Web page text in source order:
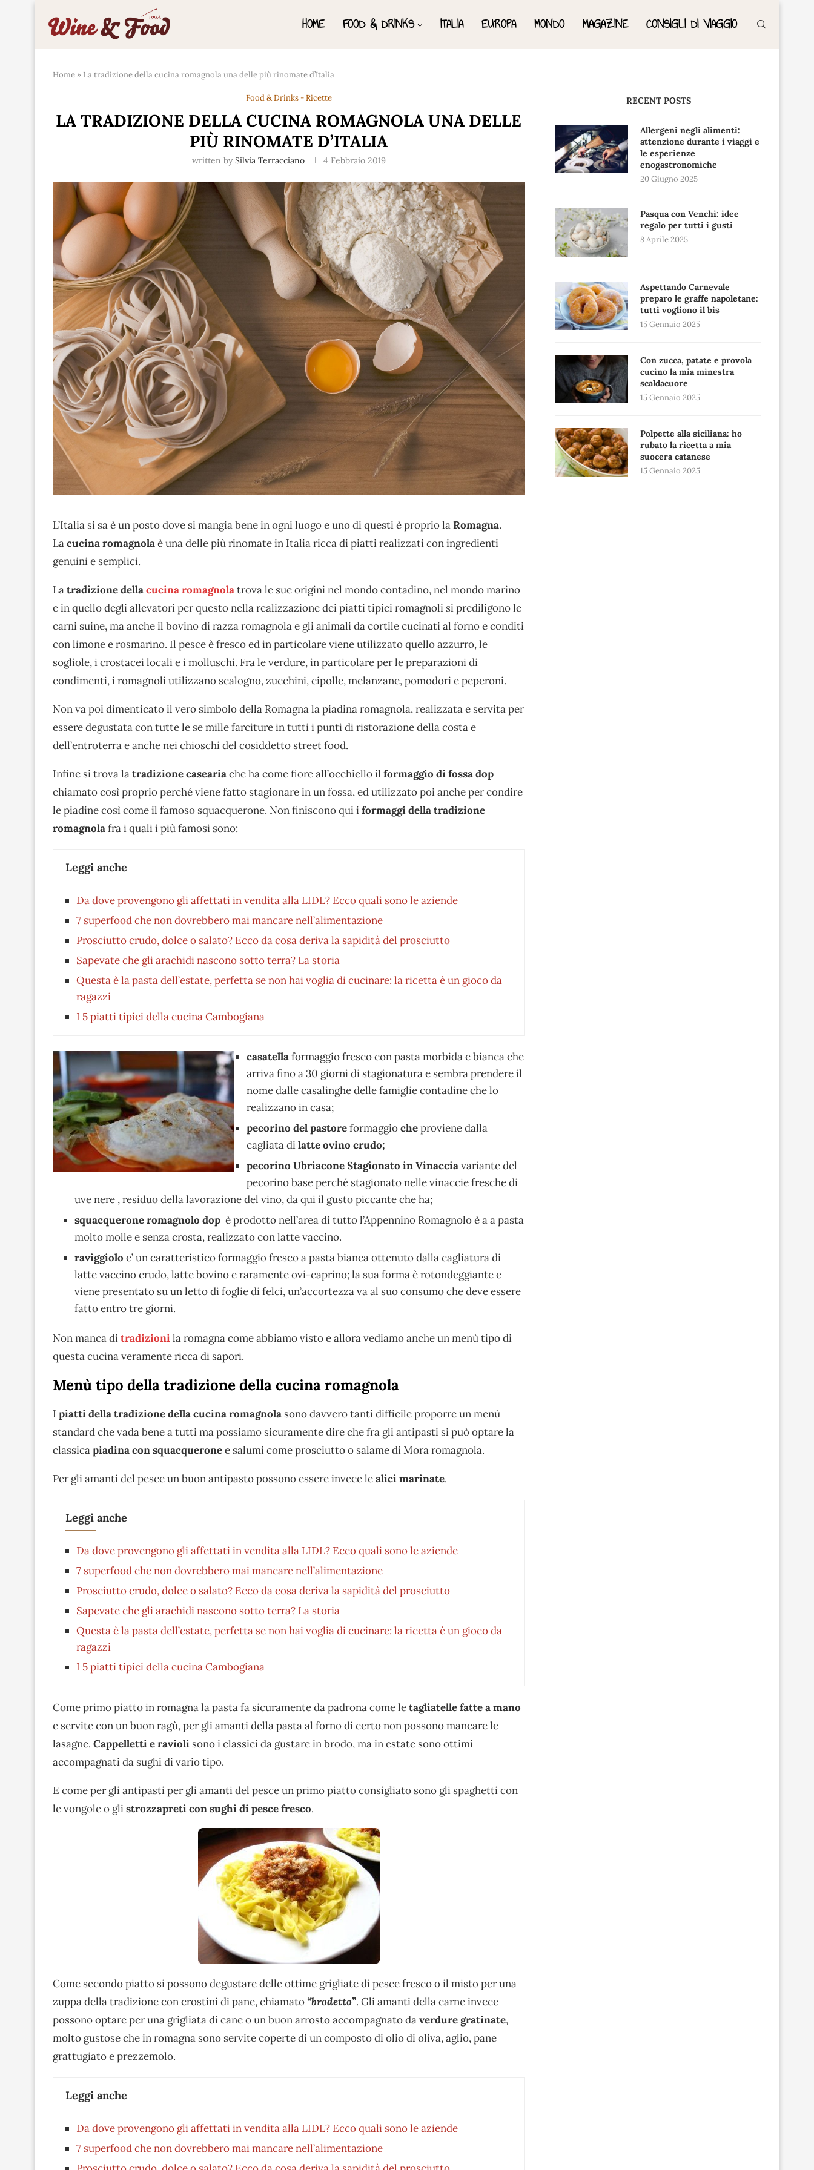
HOME FOOD & DRINKS ITALIA EUROPA MONDO MAGAZINE CONSIGLI DI VIAGGIO
Home » La tradizione della cucina romagnola una delle più rinomate d’Italia
Food & Drinks - Ricette
LA TRADIZIONE DELLA CUCINA ROMAGNOLA UNA DELLE
PIÙ RINOMATE D’ITALIA
written by Silvia Terracciano 4 Febbraio 2019
L’Italia si sa è un posto dove si mangia bene in ogni luogo e uno di questi è proprio laRomagna.
Lacucina romagnolaè una delle più rinomate in Italia ricca di piatti realizzati con ingredienti
genuini e semplici.
Latradizione dellacucina romagnolatrova le sue origini nel mondo contadino, nel mondo marino
e in quello degli allevatori per questo nella realizzazione dei piatti tipici romagnoli si prediligono le
carni suine, ma anche il bovino di razza romagnola e gli animali da cortile cucinati al forno e conditi
con limone e rosmarino. Il pesce è fresco ed in particolare viene utilizzato quello azzurro, le
sogliole, i crostacei locali e i molluschi. Fra le verdure, in particolare per le preparazioni di
condimenti, i romagnoli utilizzano scalogno, zucchini, cipolle, melanzane, pomodori e peperoni.
Non va poi dimenticato il vero simbolo della Romagna la piadina romagnola, realizzata e servita per
essere degustata con tutte le se mille farciture in tutti i punti di ristorazione della costa e
dell’entroterra e anche nei chioschi del cosiddetto street food.
Infine si trova latradizione caseariache ha come fiore all’occhiello il formaggio di fossa dop
chiamato così proprio perché viene fatto stagionare in un fossa, ed utilizzato poi anche per condire
le piadine così come il famoso squacquerone. Non finiscono qui iformaggi della tradizione
romagnolafra i quali i più famosi sono:
Leggi anche
Da dove provengono gli affettati in vendita alla LIDL? Ecco quali sono le aziende
7 superfood che non dovrebbero mai mancare nell’alimentazione
Prosciutto crudo, dolce o salato? Ecco da cosa deriva la sapidità del prosciutto
Sapevate che gli arachidi nascono sotto terra? La storia
Questa è la pasta dell’estate, perfetta se non hai voglia di cucinare: la ricetta è un gioco da
ragazzi
I 5 piatti tipici della cucina Cambogiana
casatellaformaggio fresco con pasta morbida e bianca che
arriva fino a 30 giorni di stagionatura e sembra prendere il
nome dalle casalinghe delle famiglie contadine che lo
realizzano in casa;
pecorino del pastoreformaggiocheproviene dalla
cagliata dilatte ovino crudo;
pecorino Ubriacone Stagionato in Vinacciavariante del
pecorino base perché stagionato nelle vinaccie fresche di
uve nere , residuo della lavorazione del vino, da qui il gusto piccante che ha;
squacquerone romagnolo dop è prodotto nell’area di tutto l’Appennino Romagnolo è a a pasta
molto molle e senza crosta, realizzato con latte vaccino.
raviggiolo e’ un caratteristico formaggio fresco a pasta bianca ottenuto dalla cagliatura di
latte vaccino crudo, latte bovino e raramente ovi-caprino; la sua forma è rotondeggiante e
viene presentato su un letto di foglie di felci, un’accortezza va al suo consumo che deve essere
fatto entro tre giorni.
Non manca ditradizionila romagna come abbiamo visto e allora vediamo anche un menù tipo di
questa cucina veramente ricca di sapori.
Menù tipo della tradizione della cucina romagnola
I piatti della tradizione della cucina romagnola sono davvero tanti difficile proporre un menù
standard che vada bene a tutti ma possiamo sicuramente dire che fra gli antipasti si può optare la
classicapiadina con squacqueronee salumi come prosciutto o salame di Mora romagnola.
Per gli amanti del pesce un buon antipasto possono essere invece lealici marinate.
Leggi anche
Da dove provengono gli affettati in vendita alla LIDL? Ecco quali sono le aziende
7 superfood che non dovrebbero mai mancare nell’alimentazione
Prosciutto crudo, dolce o salato? Ecco da cosa deriva la sapidità del prosciutto
Sapevate che gli arachidi nascono sotto terra? La storia
Questa è la pasta dell’estate, perfetta se non hai voglia di cucinare: la ricetta è un gioco da
ragazzi
I 5 piatti tipici della cucina Cambogiana
Come primo piatto in romagna la pasta fa sicuramente da padrona come letagliatelle fatte a mano
e servite con un buon ragù, per gli amanti della pasta al forno di certo non possono mancare le
lasagne. Cappelletti e ravioli sono i classici da gustare in brodo, ma in estate sono ottimi
accompagnati da sughi di vario tipo.
E come per gli antipasti per gli amanti del pesce un primo piatto consigliato sono gli spaghetti con
le vongole o glistrozzapreti con sughi di pesce fresco.
Come secondo piatto si possono degustare delle ottime grigliate di pesce fresco o il misto per una
zuppa della tradizione con crostini di pane, chiamato “brodetto”. Gli amanti della carne invece
possono optare per una grigliata di cane o un buon arrosto accompagnato daverdure gratinate,
molto gustose che in romagna sono servite coperte di un composto di olio di oliva, aglio, pane
grattugiato e prezzemolo.
Leggi anche
Da dove provengono gli affettati in vendita alla LIDL? Ecco quali sono le aziende
7 superfood che non dovrebbero mai mancare nell’alimentazione
RECENT POSTS
Allergeni negli alimenti:
attenzione durante i viaggi e
le esperienze
enogastronomiche
20 Giugno 2025
Pasqua con Venchi: idee
regalo per tutti i gusti
8 Aprile 2025
Aspettando Carnevale
preparo le graffe napoletane:
tutti vogliono il bis
15 Gennaio 2025
Con zucca, patate e provola
cucino la mia minestra
scaldacuore
15 Gennaio 2025
Polpette alla siciliana: ho
rubato la ricetta a mia
suocera catanese
15 Gennaio 2025